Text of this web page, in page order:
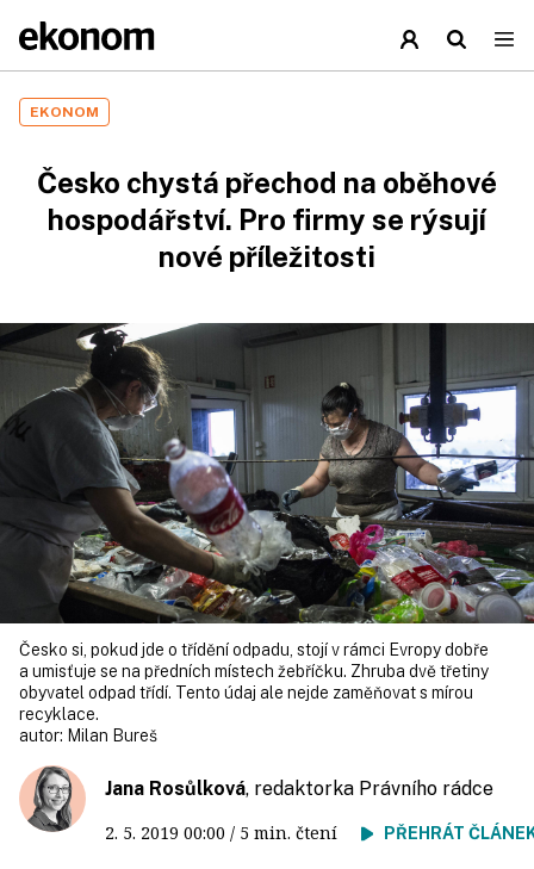
EKONOM
Česko chystá přechod na oběhové
hospodářství. Pro firmy se rýsují
nové příležitosti
Česko si, pokud jde o třídění odpadu, stojí v rámci Evropy dobře
a umisťuje se na předních místech žebříčku. Zhruba dvě třetiny
obyvatel odpad třídí. Tento údaj ale nejde zaměňovat s mírou
recyklace.
autor: Milan Bureš
Jana Rosůlková, redaktorka Právního rádce
2. 5. 2019 00:00 / 5 min. čtení PŘEHRÁT